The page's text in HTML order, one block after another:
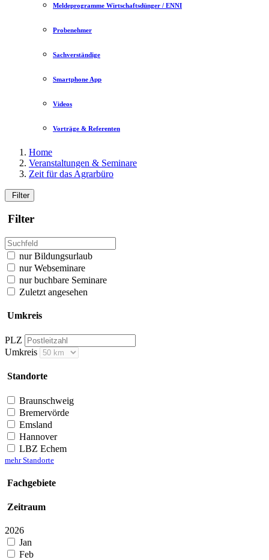
Meldeprogramme Wirtschaftsdünger / ENNI
Probenehmer
Sachverständige
Smartphone App
Videos
Vorträge & Referenten
Home
Veranstaltungen & Seminare
Zeit für das Agrarbüro
Filter
Filter
nur Bildungsurlaub
nur Webseminare
nur buchbare Seminare
Zuletzt angesehen
Umkreis
PLZ
Umkreis
Standorte
Braunschweig
Bremervörde
Emsland
Hannover
LBZ Echem
mehr Standorte
Fachgebiete
Zeitraum
2026
Jan
Feb